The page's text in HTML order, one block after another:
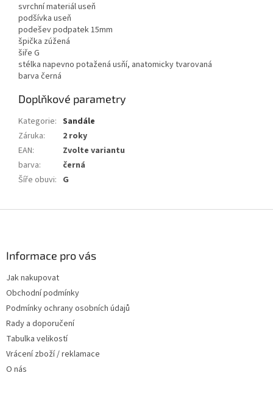
svrchní materiál useň
podšívka useň
podešev podpatek 15mm
špička zúžená
šiře G
stélka napevno potažená usňí, anatomicky tvarovaná
barva černá
Doplňkové parametry
Kategorie: Sandále
Záruka:
2 roky
EAN:
Zvolte variantu
barva:
černá
Šíře obuvi: G
Informace pro vás
Jak nakupovat
Obchodní podmínky
Podmínky ochrany osobních údajů
Rady a doporučení
Tabulka velikostí
Vrácení zboží / reklamace
O nás